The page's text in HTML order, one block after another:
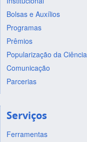
Bolsas e Auxílios
Programas
Prêmios
Popularização da Ciência
Comunicação
Parcerias
Serviços
Ferramentas